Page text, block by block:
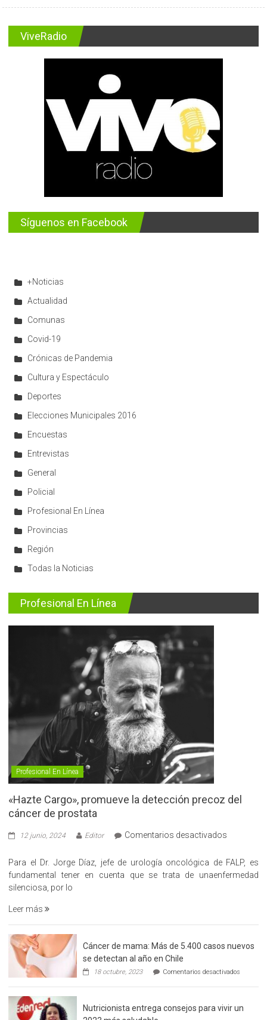
ViveRadio
Síguenos en Facebook
+Noticias
Actualidad
Comunas
Covid-19
Crónicas de Pandemia
Cultura y Espectáculo
Deportes
Elecciones Municipales 2016
Encuestas
Entrevistas
General
Policial
Profesional En Línea
Provincias
Región
Todas la Noticias
Profesional En Línea
Profesional En Línea
«Hazte Cargo», promueve la detección precoz del
cáncer de prostata
12 junio, 2024 Editor Comentarios desactivados
Cargo»,
promueve
de
Para el Dr. Jorge Díaz, jefe de urología oncológica de FALP, es
fundamental tener en cuenta que se trata de unaenfermedad
silenciosa, por lo
Leer más
Cáncer de mama: Más de 5.400 casos nuevos
se detectan al año en Chile
18 octubre, 2023 Comentarios desactivados
de
Más
Nutricionista entrega consejos para vivir un